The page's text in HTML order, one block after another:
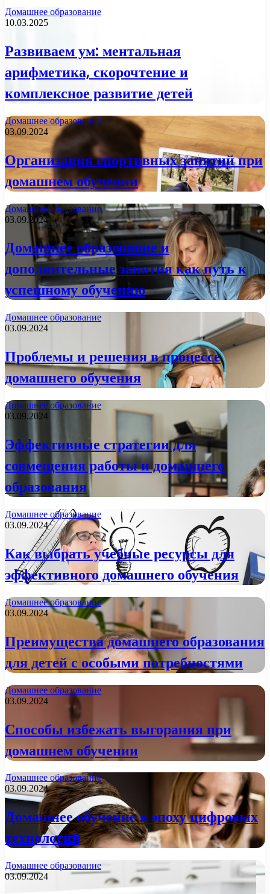
Домашнее образование
10.03.2025
Развиваем ум: ментальная
арифметика, скорочтение и
комплексное развитие детей
Домашнее образование
03.09.2024
Организация спортивных занятий при
домашнем обучении
Домашнее образование
03.09.2024
Домашнее образование и
дополнительные занятия как путь к
успешному обучению
Домашнее образование
03.09.2024
Проблемы и решения в процессе
домашнего обучения
Домашнее образование
03.09.2024
Эффективные стратегии для
совмещения работы и домашнего
образования
Домашнее образование
03.09.2024
Как выбрать учебные ресурсы для
эффективного домашнего обучения
Домашнее образование
03.09.2024
Преимущества домашнего образования
для детей с особыми потребностями
Домашнее образование
03.09.2024
Способы избежать выгорания при
домашнем обучении
Домашнее образование
03.09.2024
Домашнее обучение в эпоху цифровых
технологий
Домашнее образование
03.09.2024